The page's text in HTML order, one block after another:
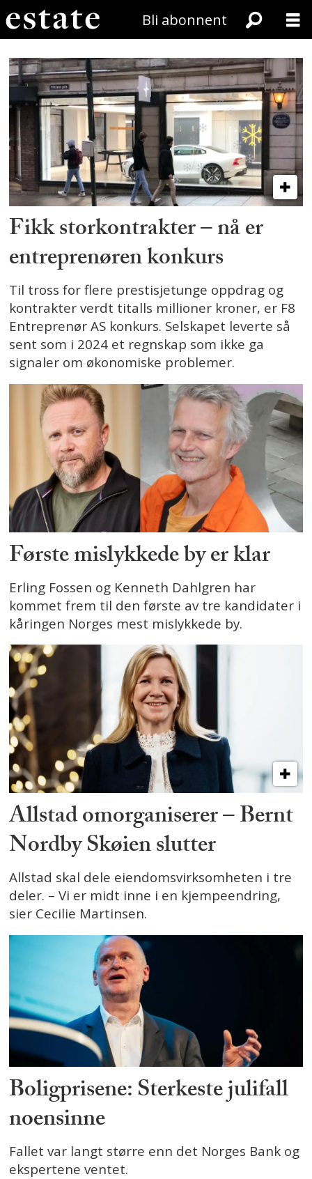
Bli abonnent
Aktuelt
Fikk storkontrakter – nå er
entreprenøren konkurs
Til tross for flere prestisjetunge oppdrag og
kontrakter verdt titalls millioner kroner, er F8
Entreprenør AS konkurs. Selskapet leverte så
sent som i 2024 et regnskap som ikke ga
signaler om økonomiske problemer.
Første mislykkede by er klar
Erling Fossen og Kenneth Dahlgren har
kommet frem til den første av tre kandidater i
kåringen Norges mest mislykkede by.
Allstad omorganiserer – Bernt
Nordby Skøien slutter
Allstad skal dele eiendomsvirksomheten i tre
deler. – Vi er midt inne i en kjempeendring,
sier Cecilie Martinsen.
Boligprisene: Sterkeste julifall
noensinne
Fallet var langt større enn det Norges Bank og
ekspertene ventet.